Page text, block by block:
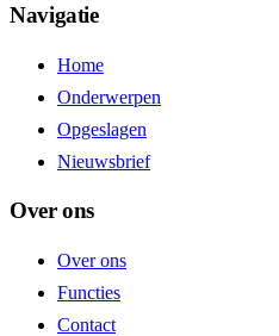
Navigatie
Home
Onderwerpen
Opgeslagen
Nieuwsbrief
Over ons
Over ons
Functies
Contact